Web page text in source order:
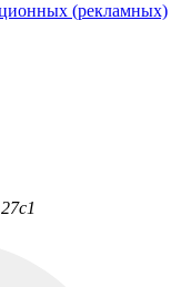
(рекламных)